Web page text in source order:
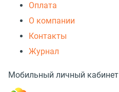
Оплата
О компании
Контакты
Журнал
Мобильный личный кабинет